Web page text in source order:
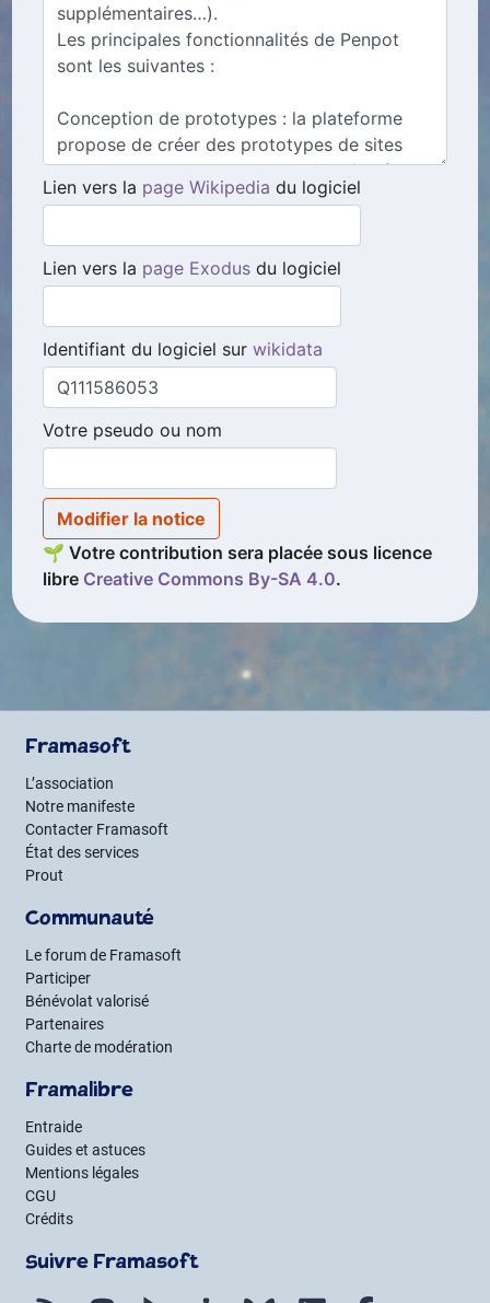
Lien vers la page Wikipedia du logiciel
Lien vers la page Exodus du logiciel
Identifiant du logiciel surwikidata
Votre pseudo ou nom
Modifier la notice
🌱 Votre contribution sera placée sous licence
libre Creative Commons By-SA 4.0.
Framasoft
L’association
Notre manifeste
Contacter Framasoft
État des services
Prout
Communauté
Le forum de Framasoft
Participer
Bénévolat valorisé
Partenaires
Charte de modération
Framalibre
Entraide
Guides et astuces
Mentions légales
CGU
Crédits
Suivre Framasoft
Flux RSS MastodonPeerTube Mobilizon Bluesky LinkedIn